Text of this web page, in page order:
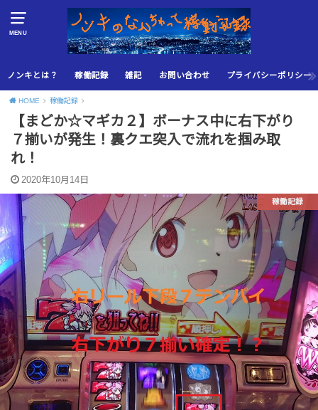
MENU
ノンキとは？ 稼働記録 雑記 お問い合わせ プライバシーポリシー
HOME 稼働記録
【まどか☆マギカ２】ボーナス中に右下がり
７揃いが発生！裏クエ突入で流れを掴み取
れ！
2020年10月14日
稼働記録